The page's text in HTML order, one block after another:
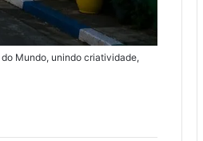
Mundo, unindo criatividade,